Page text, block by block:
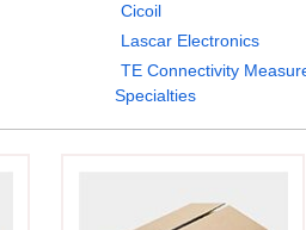
Cicoil
Lascar Electronics
TE Connectivity
Specialties